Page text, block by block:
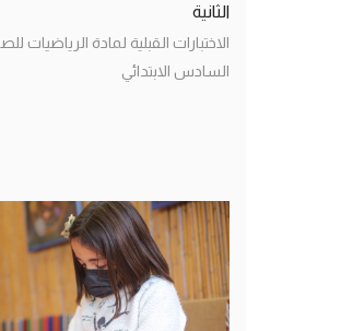
الثانية
الاختبارات القبلية لمادة الرياضيات
السادس الابتدائي